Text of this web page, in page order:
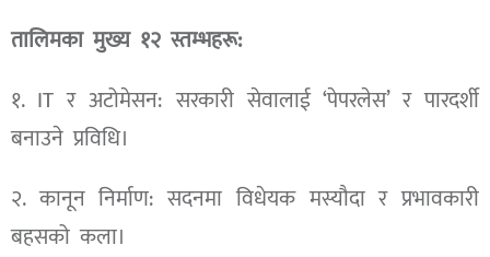
तालिमका मुख्य १२ स्तम्भहरू:
१. IT र अटोमेसन: सरकारी सेवालाई ‘पेपरलेस’ र पारदर्शी
बनाउने प्रविधि।
२. कानून निर्माण: सदनमा विधेयक मस्यौदा र प्रभावकारी
बहसको कला।